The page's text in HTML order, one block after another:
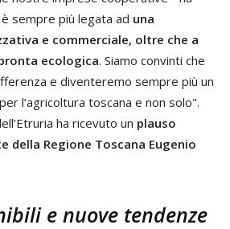
sempre più legata ad una
e commerciale, oltre che a
ecologica. Siamo convinti che
e diventeremo sempre più un
l’agricoltura toscana e non solo".
ha ricevuto un plauso
della Regione Toscana Eugenio
e nuove tendenze